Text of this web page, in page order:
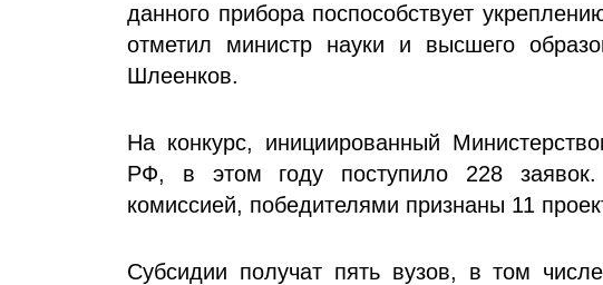
данного прибора поспособствует
отметил министр науки и высшего
Шлеенков.
На конкурс, инициированный
РФ, в этом году поступило 228
комиссией, победителями признаны 11
Субсидии получат пять вузов, в том числе